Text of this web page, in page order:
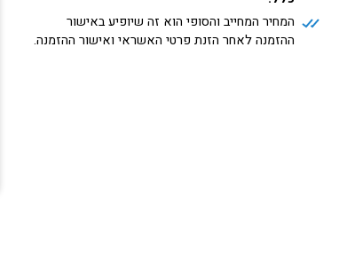
המחיר המחייב והסופי הוא זה שיופיע באישור
ההזמנה לאחר הזנת פרטי האשראי ואישור ההזמנה.